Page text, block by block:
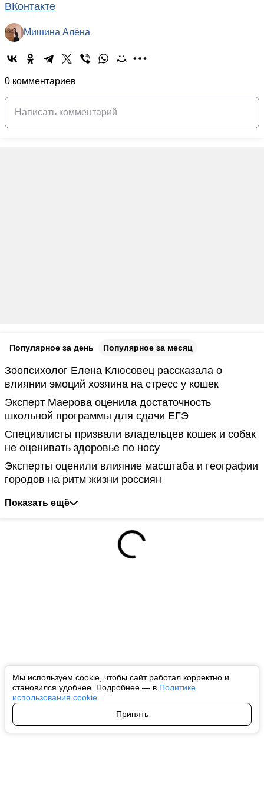
Мы используем cookie, чтобы сайт работал корректно и
становился удобнее. Подробнее — в Политике
использования cookie
Принять
ВКонтакте
Мишина Алёна
0 комментариев
Популярное за день Популярное за месяц
Зоопсихолог Елена Клюсовец рассказала о
влиянии эмоций хозяина на стресс у кошек
Эксперт Маерова оценила достаточность
школьной программы для сдачи ЕГЭ
Специалисты призвали владельцев кошек и собак
не оценивать здоровье по носу
Эксперты оценили влияние масштаба и географии
городов на ритм жизни россиян
Показать ещё